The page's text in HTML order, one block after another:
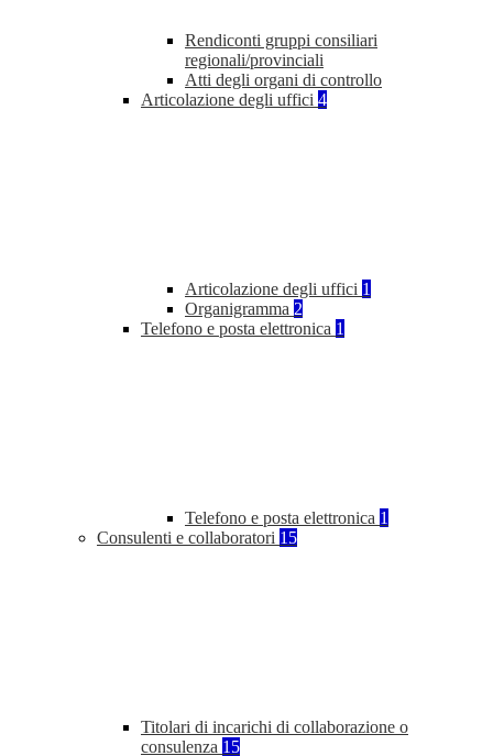
Rendiconti gruppi consiliari
regionali/provinciali
Atti degli organi di controllo
Articolazione degli uffici 4
Articolazione degli uffici 1
Organigramma 2
Telefono e posta elettronica 1
Telefono e posta elettronica 1
Consulenti e collaboratori 15
Titolari di incarichi di collaborazione o
consulenza 15